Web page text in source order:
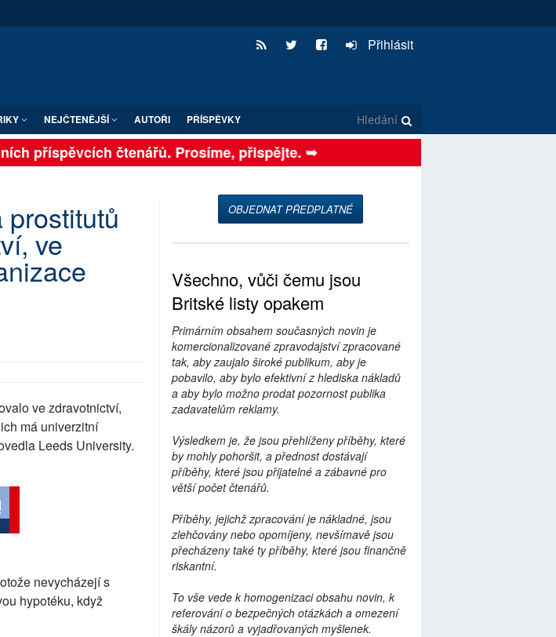
Přihlásit
NEJČTENĚJŠÍ AUTOŘI PŘÍSPĚVKY
příspěvcích čtenářů. Prosíme, přispějte. ➥
ve
ve zdravotnictví,
má univerzitní
Leeds University.
nevycházejí s
hypotéku, když
OBJEDNAT PŘEDPLATNÉ
Všechno, vůči čemu jsou
Britské listy opakem
Primárním obsahem současných novin je
komercionalizované zpravodajství zpracované
tak, aby zaujalo široké publikum, aby je
pobavilo, aby bylo efektivní z hlediska nákladů
a aby bylo možno prodat pozornost publika
zadavatelům reklamy.
Výsledkem je, že jsou přehlíženy příběhy, které
by mohly pohoršit, a přednost dostávají
příběhy, které jsou přijatelné a zábavné pro
větší počet čtenářů.
Příběhy, jejichž zpracování je nákladné, jsou
zlehčovány nebo opomíjeny, nevšímavě jsou
přecházeny také ty příběhy, které jsou finančně
riskantní.
To vše vede k homogenizaci obsahu novin, k
referování o bezpečných otázkách a omezení
škály názorů a vyjadřovaných myšlenek.